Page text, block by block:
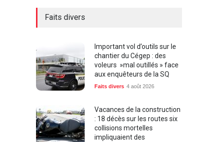
Faits divers
Important vol d’outils sur le
chantier du Cégep : des
voleurs »mal outillés » face
aux enquêteurs de la SQ
Faits divers 4 août 2026
Vacances de la construction
: 18 décès sur les routes six
collisions mortelles
impliquaient des